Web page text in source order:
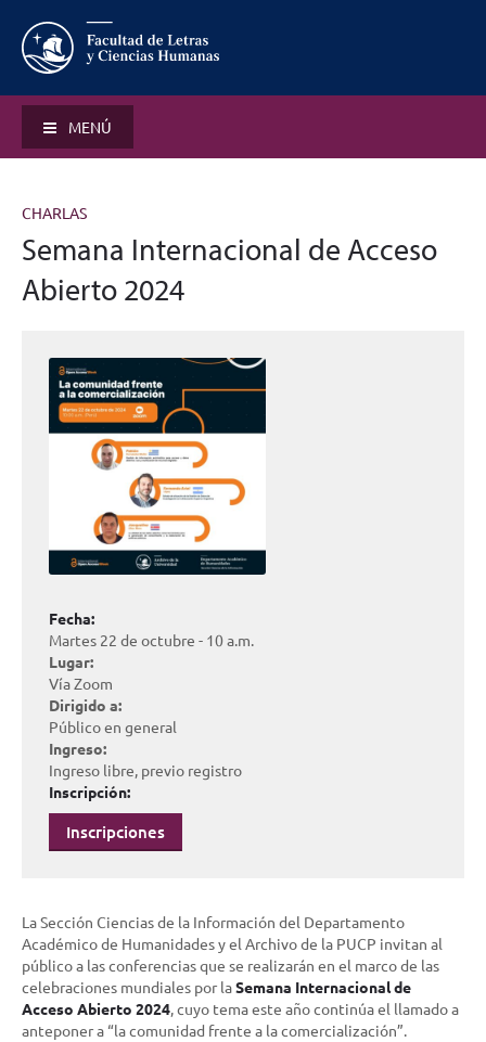
MENÚ
CHARLAS
Semana Internacional de Acceso
Abierto 2024
Fecha:
Martes 22 de octubre - 10 a.m.
Lugar:
Vía Zoom
Dirigido a:
Público en general
Ingreso:
Ingreso libre, previo registro
Inscripción:
Inscripciones
La Sección Ciencias de la Información del Departamento
Académico de Humanidades y el Archivo de la PUCP invitan al
público a las conferencias que se realizarán en el marco de las
celebraciones mundiales por laSemana Internacional de
Acceso Abierto 2024, cuyo tema este año continúa el llamado a
anteponer a “la comunidad frente a la comercialización”.